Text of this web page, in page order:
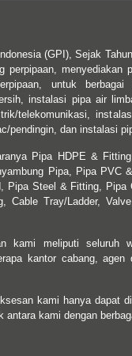
(GPI), Sejak
perpipaan, menyediakan
untuk berbagai
instalasi pipa air
telekomunikasi,
pendingin, dan instalasi
Pipa HDPE &
Pipa, Pipa PVC
Pipa Steel & Fitting, Pipa
Cable Tray/Ladder,
kami meliputi seluruh
kantor cabang, agen
kami hanya dapat
antara kami dengan